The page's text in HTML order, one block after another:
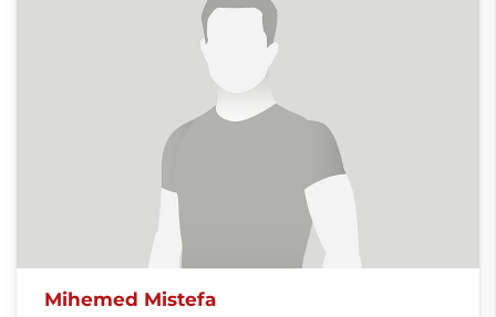
Mihemed Mistefa